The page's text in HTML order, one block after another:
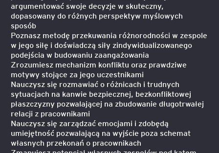
argumentować swoje decyzje w skuteczny,
dopasowany do różnych perspektyw myślowych
sposób
Poznasz metodę przekuwania różnorodności w zespole
w jego siłę i doświadczą siły zindywidualizowanego
podejścia w budowaniu zaangażowania
Zrozumiesz mechanizm konfliktu oraz prawdziwe
motywy stojące za jego uczestnikami
Nauczysz się rozmawiać o różnicach i trudnych
sytuacjach na kanwie bezpiecznej, bezkonfliktowej
płaszczyzny pozwalającej na zbudowanie długotrwałej
relacji z pracownikami
Nauczysz się zarządzać emocjami i zdobędą
umiejętność pozwalającą na wyjście poza schemat
własnych przekonań o pracownikach